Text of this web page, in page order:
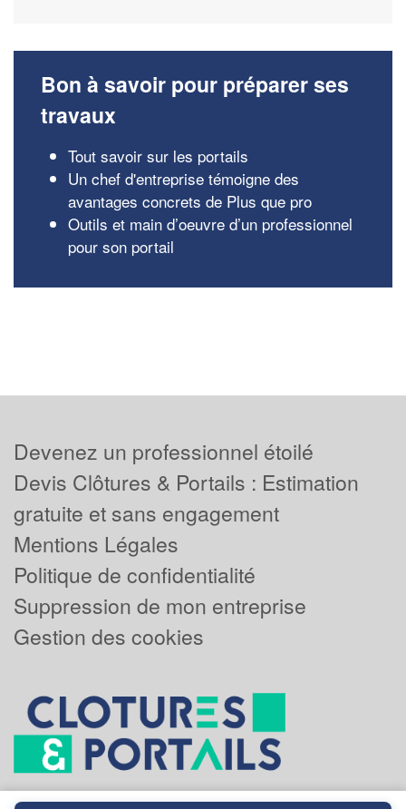
Bon à savoir pour préparer ses
travaux
Tout savoir sur les portails
Un chef d'entreprise témoigne des
avantages concrets de Plus que pro
Outils et main d’oeuvre d’un professionnel
pour son portail
Devenez un professionnel étoilé
Devis Clôtures & Portails : Estimation
gratuite et sans engagement
Mentions Légales
Politique de confidentialité
Suppression de mon entreprise
Gestion des cookies